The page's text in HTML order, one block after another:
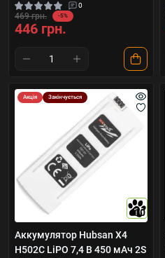
0
469 грн. -5%
446 грн.
Акція Закінчується
10
Аккумулятор Hubsan X4
H502C LiPO 7,4 В 450 мАч 2S